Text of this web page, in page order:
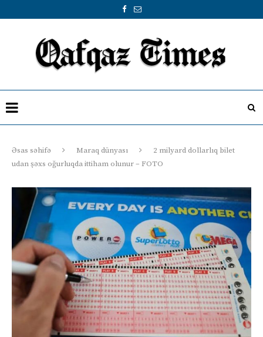
Əsas səhifə Maraq dünyası
2 milyard dollarlıq bilet
udan şəxs oğurluqda ittiham olunur – FOTO